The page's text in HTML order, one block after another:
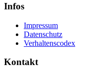
Infos
Impressum
Datenschutz
Verhaltenscodex
Kontakt